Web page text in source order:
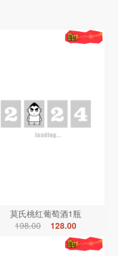
莫氏桃红葡萄酒1瓶
198.00
128.00